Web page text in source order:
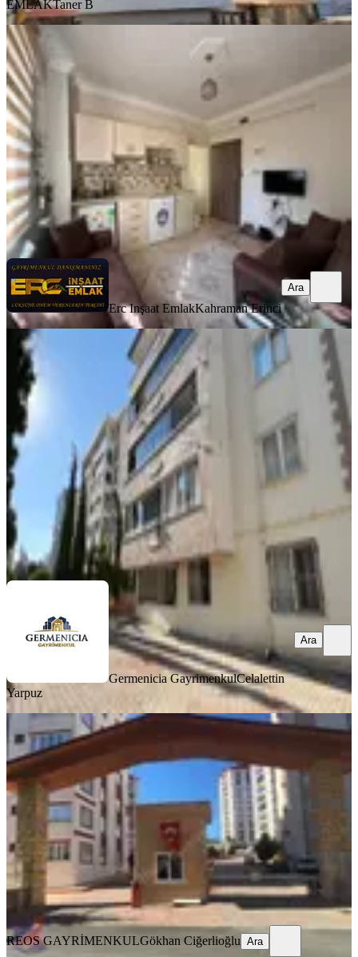
EMLAKTaner B
YENİ
Hurda Cafe Civarı Kiralık 2+0 Daire
Onikişubat, Vadi Mahallesi
75 m²· 07.08.2026
Erc Inşaat EmlakKahraman Erinci
Ara
Erc Inşaat EmlakKahraman Erinci
Ara
YENİ
Germenıcıa'dan Hürriyet Mh.de
Kiralık 3+1 Daire
Onikişubat, Hürriyet Mahallesi
3+1
·125 m² ·Düz Giriş (Zemin)· 06.08.2026
19.500 ₺
Germenicia GayrimenkulCelalettin Yarpuz
Ara
Germenicia GayrimenkulCelalettin
Yarpuz
Ara
YENİ
Reos Gayrimenkulden İpeksaray
Sitesinde 200m² Kiralık 5+1
Onikişubat, Boğaziçi Mahallesi
5+1·250 m²·11. Kat 05.08.2026
41.500 ₺
REOS GAYRİMENKULGökhan Ciğerlioğlu
REOS GAYRİMENKULGökhan Ciğerlioğlu Ara